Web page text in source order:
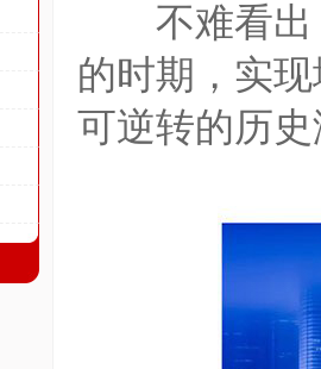
不难看出，
的时期，实
可逆转的历